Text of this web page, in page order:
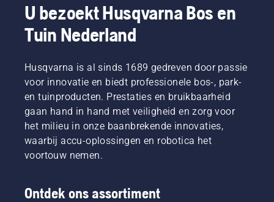
U bezoekt Husqvarna Bos en
Tuin Nederland
Husqvarna is al sinds 1689 gedreven door passie
voor innovatie en biedt professionele bos-, park-
en tuinproducten. Prestaties en bruikbaarheid
gaan hand in hand met veiligheid en zorg voor
het milieu in onze baanbrekende innovaties,
waarbij accu-oplossingen en robotica het
voortouw nemen.
Ontdek ons assortiment